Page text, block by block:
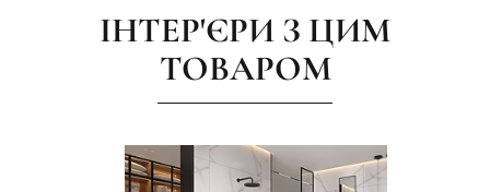
ІНТЕР'ЄРИ З ЦИМ
ТОВАРОМ